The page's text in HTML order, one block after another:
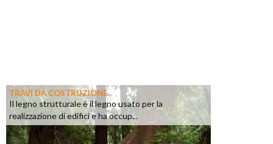
TRAVI DA COSTRUZIONE
Il legno strutturale è il legno usato per la
realizzazione di edifici e ha occup...